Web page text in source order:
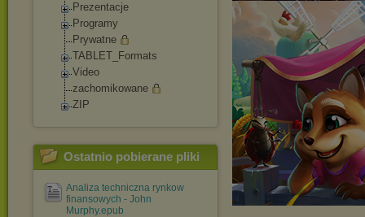
Prezentacje
Programy
Prywatne
TABLET_Formats
Video
zachomikowane
ZIP
Ostatnio pobierane pliki
Analiza techniczna rynkow
finansowych - John
Murphy.epub